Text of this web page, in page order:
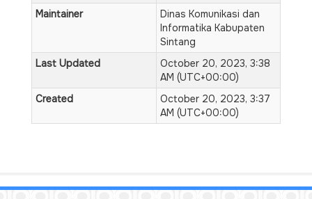
Maintainer
Dinas Komunikasi dan
Informatika Kabupaten
Sintang
Last Updated
October 20, 2023, 3:38
AM (UTC+00:00)
Created
October 20, 2023, 3:37
AM (UTC+00:00)